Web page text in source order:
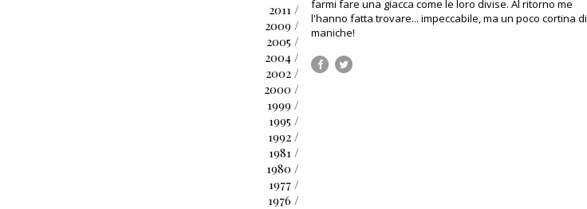
2011 /
2009 /
2005 /
2004 /
2002 /
2000 /
1999 /
1995 /
1992 /
1981 /
1980 /
1977 /
1976 /
farmi fare una giacca come le loro divise. Al ritorno me
l'hanno fatta trovare... impeccabile, ma un poco cortina di
maniche!